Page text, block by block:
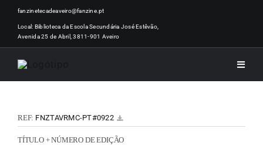
Skip
content
fanzinetecadeaveiro@fanzine.pt
Local: Biblioteca da Escola Secundária José Estêvão,
Avenida 25 de Abril, 3811-901 Aveiro
Toggle
REF: FNZTAVRMC-PT#0922
TÍTULO + NÚMERO DE EDIÇÃO